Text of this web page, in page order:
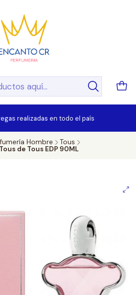
realizadas en todo el país
Hombre
Tous
de Tous EDP 90ML